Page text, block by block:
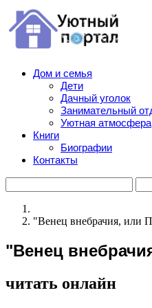
Дом и семья
Дети
Дачный уголок
Занимательный
Уютная атмосфера
Книги
Биографии
Контакты
"Венец внебрачия, или
"Венец
читать онлайн